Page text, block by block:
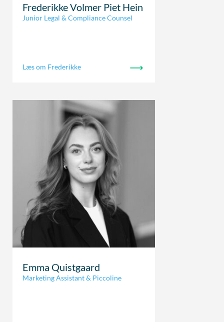
Frederikke Volmer Piet Hein
Junior Legal & Compliance Counsel
Læs om Frederikke
Emma Quistgaard
Marketing Assistant & Piccoline